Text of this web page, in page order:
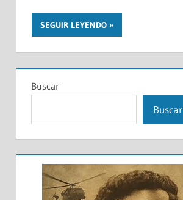
SEGUIR LEYENDO
Buscar
Buscar